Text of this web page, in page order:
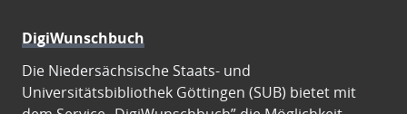
DigiWunschbuch
Die Niedersächsische Staats- und
Universitätsbibliothek Göttingen (SUB) bietet mit